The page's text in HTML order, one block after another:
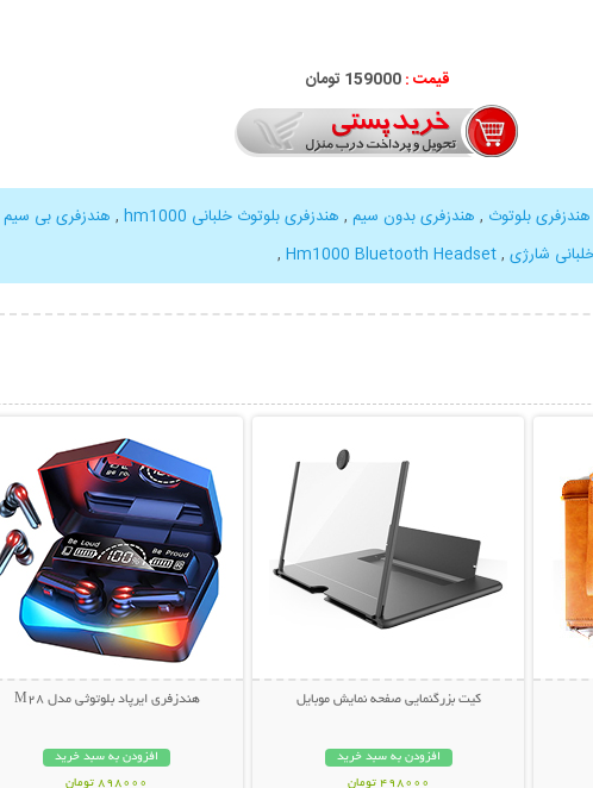
قیمت :159000 تومان
هندزفری بلوتوث , هندزفری بدون سیم , هندزفری بلوتوث خلبانی hm1000 , هندزفری بی سیم hm1000
شارژی ,
Hm1000 Bluetooth Headset
,
کیت بزرگنمایی صفحه نمایش موبایل
افزودن به سبد خرید
498000 تومان
هندزفری ایرپاد بلوتوثی مدل M28
افزودن به سبد خرید
898000 تومان